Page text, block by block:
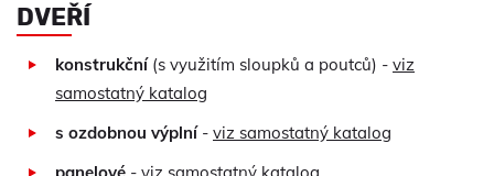
DVEŘÍ
konstrukční(s využitím sloupků a poutců) - viz
samostatný katalog
s ozdobnou výplní- viz samostatný katalog
panelové - viz samostatný katalog